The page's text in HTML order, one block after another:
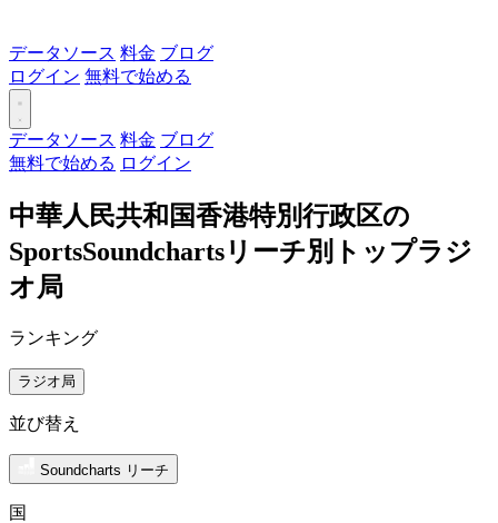
データソース 料金 ブログ
ログイン 無料で始める
データソース 料金 ブログ
無料で始める ログイン
中華人民共和国香港特別行政区の
SportsSoundchartsリーチ別トップラジ
オ局
ランキング
ラジオ局
並び替え
Soundcharts リーチ
国